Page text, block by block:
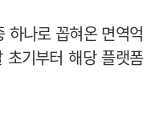
하나로 꼽혀온 면역억
기부터 해당 플랫폼